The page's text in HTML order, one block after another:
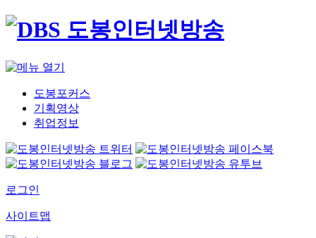
도봉포커스
기획영상
취업정보
로그인
사이트맵